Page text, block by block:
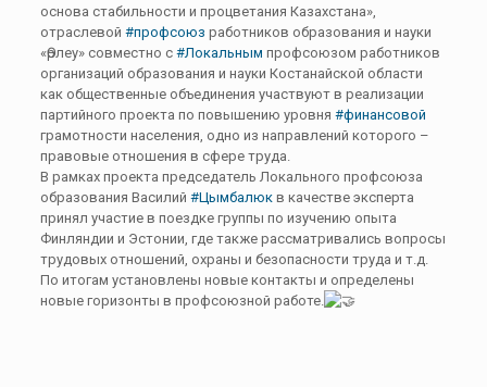
основа стабильности и процветания Казахстана»,
отраслевой #профсоюз работников образования и науки
«Өрлеу» совместно с #Локальным профсоюзом работников
организаций образования и науки Костанайской области
как общественные объединения участвуют в реализации
партийного проекта по повышению уровня #финансовой
грамотности населения, одно из направлений которого –
правовые отношения в сфере труда.
В рамках проекта председатель Локального профсоюза
образования Василий #Цымбалюкв качестве эксперта
принял участие в поездке группы по изучению опыта
Финляндии и Эстонии, где также рассматривались вопросы
трудовых отношений, охраны и безопасности труда и т.д.
По итогам установлены новые контакты и определены
новые горизонты в профсоюзной работе.